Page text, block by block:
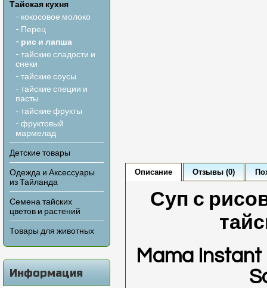
Тайская кухня
- кокосовое молоко
- Перец
- рис и лапша
- тайские сладости и
снеки
- тайские соусы
- тайские специи и
пасты
- тайские фрукты
- фруктовый
мармелад
Детские товары
Одежда и Аксессуары
из Тайланда
Семена тайских
цветов и растений
Товары для животных
Информация
Описание Отзывы (0)
Суп с
Mama Instant